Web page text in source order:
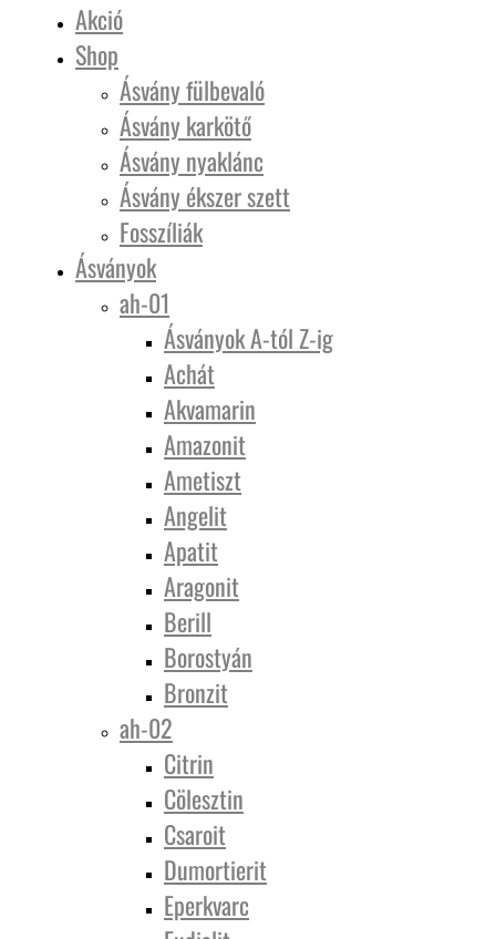
Akció
Shop
Ásvány fülbevaló
Ásvány karkötő
Ásvány nyaklánc
Ásvány ékszer szett
Fosszíliák
Ásványok
ah-01
Ásványok A-tól Z-ig
Achát
Akvamarin
Amazonit
Ametiszt
Angelit
Apatit
Aragonit
Berill
Borostyán
Bronzit
ah-02
Citrin
Cölesztin
Csaroit
Dumortierit
Eperkvarc